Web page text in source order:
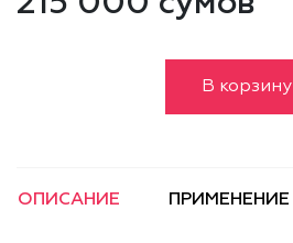
В корзину
ОПИСАНИЕ ПРИМЕНЕНИЕ